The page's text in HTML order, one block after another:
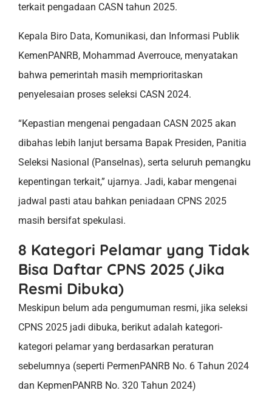
terkait pengadaan CASN tahun 2025.
Kepala Biro Data, Komunikasi, dan Informasi Publik
KemenPANRB, Mohammad Averrouce, menyatakan
bahwa pemerintah masih memprioritaskan
penyelesaian proses seleksi CASN 2024.
“Kepastian mengenai pengadaan CASN 2025 akan
dibahas lebih lanjut bersama Bapak Presiden, Panitia
Seleksi Nasional (Panselnas), serta seluruh pemangku
kepentingan terkait,” ujarnya. Jadi, kabar mengenai
jadwal pasti atau bahkan peniadaan CPNS 2025
masih bersifat spekulasi.
8 Kategori Pelamar yang Tidak
Bisa Daftar CPNS 2025 (Jika
Resmi Dibuka)
Meskipun belum ada pengumuman resmi, jika seleksi
CPNS 2025 jadi dibuka, berikut adalah kategori-
kategori pelamar yang berdasarkan peraturan
sebelumnya (seperti PermenPANRB No. 6 Tahun 2024
dan KepmenPANRB No. 320 Tahun 2024)